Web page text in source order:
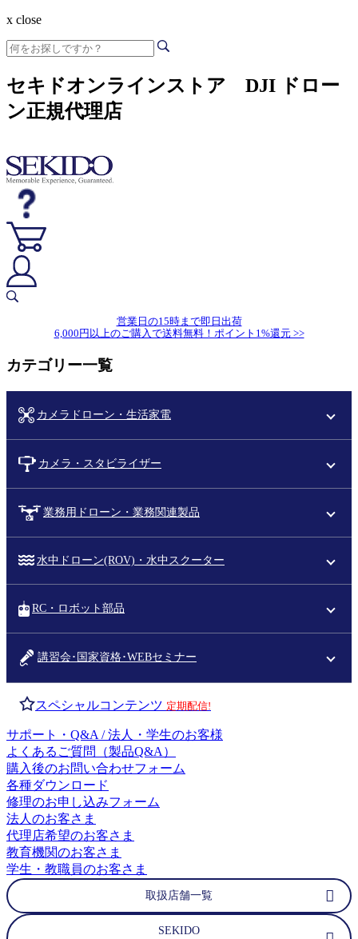
x close
セキドオンラインストア DJI ドロー
ン正規代理店
営業日の15時まで即日出荷
6,000円以上のご購入で送料無料！ポイント1%還元 >>
カテゴリー一覧
カメラドローン・生活家電
カメラ・スタビライザー
業務用ドローン・業務関連製品
水中ドローン(ROV)・水中スクーター
RC・ロボット部品
講習会･国家資格･WEBセミナー
スペシャルコンテンツ 定期配信!
サポート・Q&A / 法人・学生のお客様
よくあるご質問（製品Q&A）
購入後のお問い合わせフォーム
各種ダウンロード
修理のお申し込みフォーム
法人のお客さま
代理店希望のお客さま
教育機関のお客さま
学生・教職員のお客さま
取扱店舗一覧
SEKIDO